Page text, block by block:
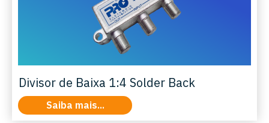
Divisor de Baixa 1:4 Solder Back
Saiba mais...